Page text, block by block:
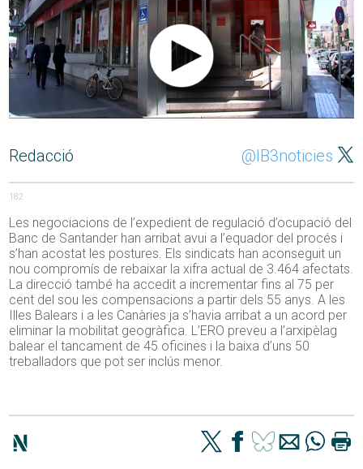
Redacció @IB3noticies
182
Les negociacions de l’expedient de regulació d’ocupació del
Banc de Santander han arribat avui a l’equador del procés i
s’han acostat les postures. Els sindicats han aconseguit un
nou compromís de rebaixar la xifra actual de 3.464 afectats.
La direcció també ha accedit a incrementar fins al 75 per
cent del sou les compensacions a partir dels 55 anys. A les
Illes Balears i a les Canàries ja s’havia arribat a un acord per
eliminar la mobilitat geogràfica. L’ERO preveu a l’arxipèlag
balear el tancament de 45 oficines i la baixa d’uns 50
treballadors que pot ser inclús menor.